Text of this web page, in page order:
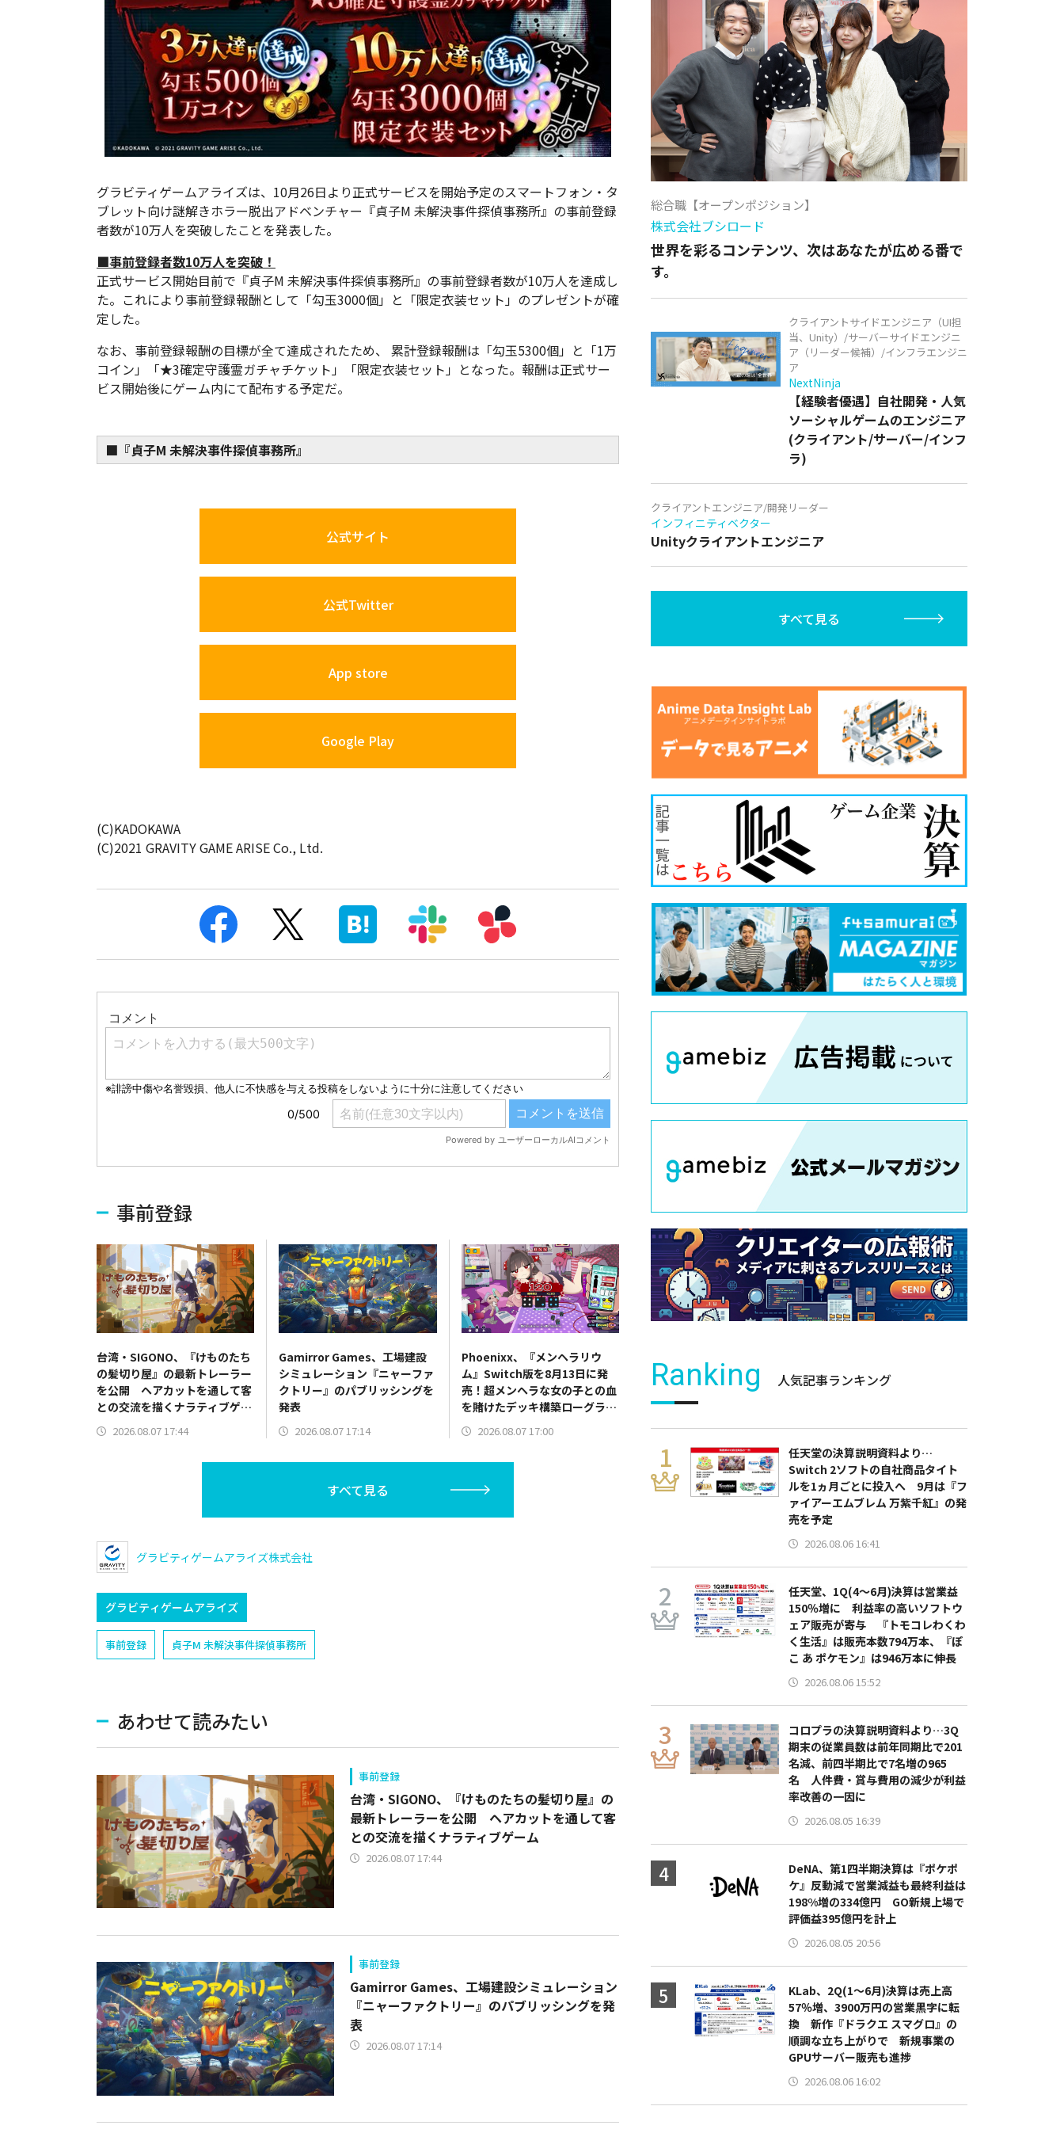
グラビティゲームアライズは、10月26日より正式サービスを開始予定のスマートフォン・タ
ブレット向け謎解きホラー脱出アドベンチャー『貞子M 未解決事件探偵事務所』の事前登録
者数が10万人を突破したことを発表した。
■事前登録者数10万人を突破！
正式サービス開始目前で『貞子M 未解決事件探偵事務所』の事前登録者数が10万人を達成し
た。これにより事前登録報酬として「勾玉3000個」と「限定衣装セット」のプレゼントが確
定した。
なお、事前登録報酬の目標が全て達成されたため、 累計登録報酬は「勾玉5300個」と「1万
コイン」「★3確定守護霊ガチャチケット」「限定衣装セット」となった。報酬は正式サー
ビス開始後にゲーム内にて配布する予定だ。
■『貞子M 未解決事件探偵事務所』
公式サイト
公式Twitter
App store
Google Play
(C)KADOKAWA
(C)2021 GRAVITY GAME ARISE Co., Ltd.
事前登録
台湾・SIGONO、『けものたち
の髪切り屋』の最新トレーラー
を公開 ヘアカットを通して客
との交流を描くナラティブゲー
ム 2026.08.07 17:44
Gamirror Games、工場建設
シミュレーション『ニャーファ
クトリー』のパブリッシングを
発表
2026.08.07 17:14
Phoenixx、『メンヘラリウ
ム』Switch版を8月13日に発
売！超メンヘラな女の子との血
を賭けたデッキ構築ローグライ
トチンチロ
2026.08.07 17:00
すべて見る
グラビティゲームアライズ株式会社
グラビティゲームアライズ
事前登録 貞子M 未解決事件探偵事務所
あわせて読みたい
事前登録
台湾・SIGONO、『けものたちの髪切り屋』の
最新トレーラーを公開 ヘアカットを通して客
との交流を描くナラティブゲーム
2026.08.07 17:44
事前登録
Gamirror Games、工場建設シミュレーション
『ニャーファクトリー』のパブリッシングを発
表
2026.08.07 17:14
総合職【オープンポジション】
株式会社ブシロード
世界を彩るコンテンツ、次はあなたが広める番で
す。
クライアントサイドエンジニア（UI担
当、Unity）/サーバーサイドエンジニ
ア（リーダー候補）/インフラエンジニ
ア
NextNinja
【経験者優遇】自社開発・人気
ソーシャルゲームのエンジニア
(クライアント/サーバー/インフ
ラ)
クライアントエンジニア/開発リーダー
インフィニティベクター
Unityクライアントエンジニア
すべて見る
Ranking 人気記事ランキング
任天堂の決算説明資料より…
Switch 2ソフトの自社商品タイト
ルを1ヵ月ごとに投入へ 9月は『フ
ァイアーエムブレム 万紫千紅』の発
売を予定
2026.08.06 16:41
任天堂、1Q(4～6月)決算は営業益
150％増に 利益率の高いソフトウ
ェア販売が寄与 『トモコレわくわ
く生活』は販売本数794万本、『ぽ
こ あ ポケモン』は946万本に伸長
2026.08.06 15:52
コロプラの決算説明資料より…3Q
期末の従業員数は前年同期比で201
名減、前四半期比で7名増の965
名 人件費・賞与費用の減少が利益
率改善の一因に
2026.08.05 16:39
DeNA、第1四半期決算は『ポケポ
ケ』反動減で営業減益も最終利益は
198%増の334億円 GO新規上場で
評価益395億円を計上
2026.08.05 20:56
KLab、2Q(1～6月)決算は売上高
57％増、3900万円の営業黒字に転
換 新作『ドラクエ スマグロ』の
順調な立ち上がりで 新規事業の
GPUサーバー販売も進捗
2026.08.06 16:02